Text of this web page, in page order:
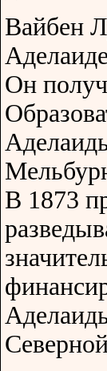
Вайбен
Он
В 1873